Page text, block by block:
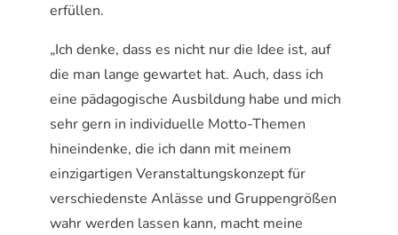
erfüllen.
„Ich denke, dass es nicht nur die Idee ist, auf
die man lange gewartet hat. Auch, dass ich
eine pädagogische Ausbildung habe und mich
sehr gern in individuelle Motto-Themen
hineindenke, die ich dann mit meinem
einzigartigen Veranstaltungskonzept für
verschiedenste Anlässe und Gruppengrößen
wahr werden lassen kann, macht meine